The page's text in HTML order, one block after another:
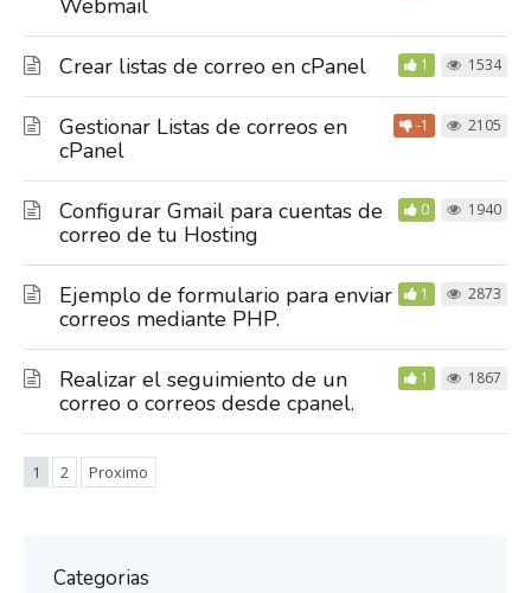
Webmail
Crear listas de correo en cPanel 1 1534
Gestionar Listas de correos en
cPanel
-1 2105
Configurar Gmail para cuentas de
correo de tu Hosting
0 1940
Ejemplo de formulario para enviar
correos mediante PHP.
1 2873
Realizar el seguimiento de un
correo o correos desde cpanel.
1 1867
1 2 Proximo
Categorias